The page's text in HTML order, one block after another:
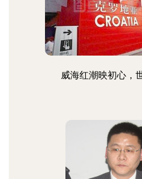
威海红潮映初心，